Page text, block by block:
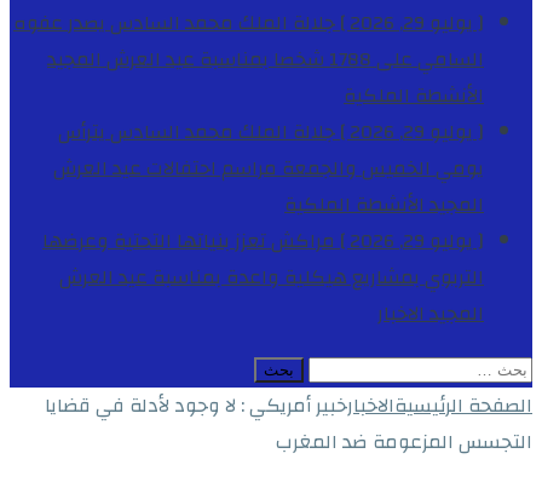
[ يوليو 29, 2026 ]
جلالة الملك محمد السادس يصدر عفوه
السامي على 1788 شخصا بمناسبة عيد العرش المجيد
الأنشطة الملكية
[ يوليو 29, 2026 ]
جلالة الملك محمد السادس يترأس
يومي الخميس والجمعة مراسم احتفالات عيد العرش
المجيدالأنشطة الملكية
[ يوليو 29, 2026 ]
مراكش تعزز بنياتها التحتية وعرضها
التربوي بمشاريع هيكلية واعدة بمناسبة عيد العرش
المجيدالاخبار
البحث
عن:
الصفحة الرئيسيةالاخبارخبير أمريكي : لا وجود لأدلة في قضايا
التجسس المزعومة ضد المغرب